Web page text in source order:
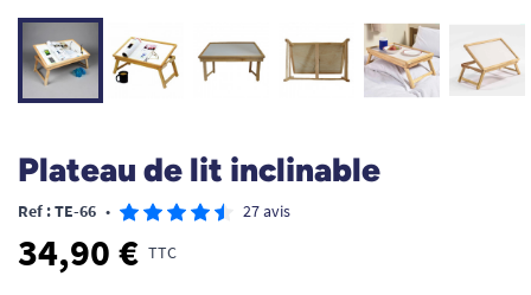
Plateau de lit inclinable
Ref : TE-66 • 27 avis
34,90 € TTC